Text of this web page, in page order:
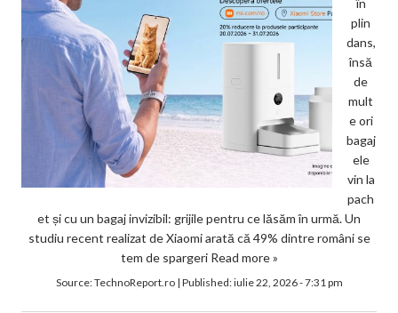
plin
dans,
însă
de
mult
e ori
bagaj
ele
vin la
pach
et și cu un bagaj invizibil: grijile pentru ce lăsăm în urmă. Un
studiu recent realizat de Xiaomi arată că 49% dintre români se
tem de spargeri Read more »
Source:TechnoReport.ro| Published:iulie 22, 2026 - 7:31 pm